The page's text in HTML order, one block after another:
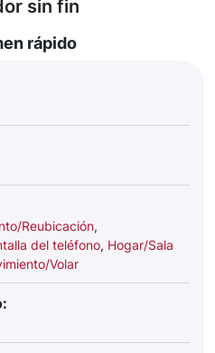
sin fin
rápido
Reubicación,
del teléfono, Hogar/Sala
Volar